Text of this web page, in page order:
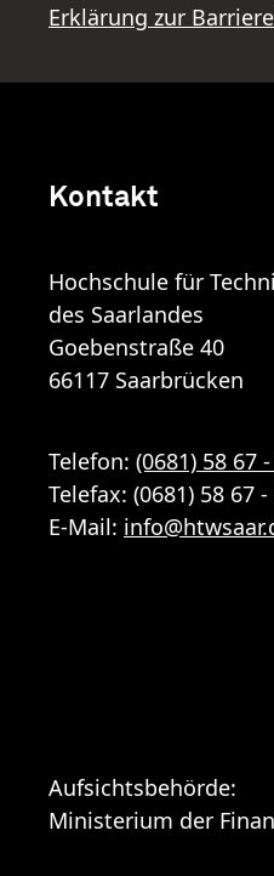
Erklärung zur
Kontakt
Hochschule für
des Saarlandes
Goebenstraße 40
66117 Saarbrücken
Telefon: (0681) 58 67
Telefax: (0681) 58 67 -
E-Mail: info@htwsaar
Aufsichtsbehörde:
Ministerium der